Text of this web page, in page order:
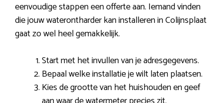
eenvoudige stappen een offerte aan. Iemand vinden
die jouw waterontharder kan installeren in Colijnsplaat
gaat zo wel heel gemakkelijk.
Start met het invullen van je adresgegevens.
Bepaal welke installatie je wilt laten plaatsen.
Kies de grootte van het huishouden en geef